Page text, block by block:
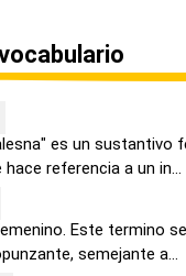
es un sustantivo
referencia a un in...
Este termino
semejante a...